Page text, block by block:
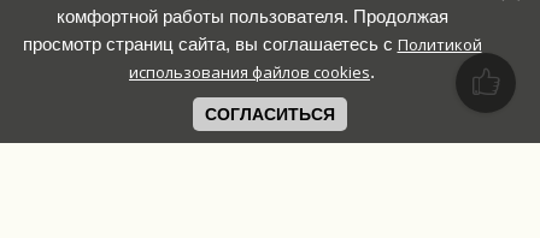
комфортной работы пользователя. Продолжая
просмотр страниц сайта, вы соглашаетесь с Политикой
использования файлов cookies.
СОГЛАСИТЬСЯ